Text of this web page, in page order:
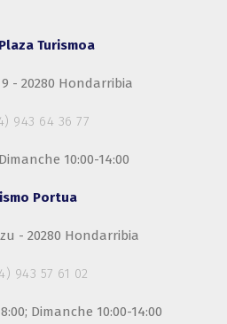
Turismoa
- 20280 Hondarribia
943 64 36 77
10:00-14:00
Portua
- 20280 Hondarribia
943 57 61 02
Dimanche 10:00-14:00